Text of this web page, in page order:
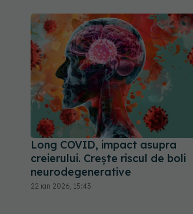
Long COVID, impact asupra
creierului. Crește riscul de boli
neurodegenerative
22 ian 2026, 15:43